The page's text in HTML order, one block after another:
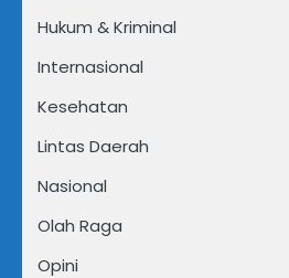
Hukum & Kriminal
Internasional
Kesehatan
Lintas Daerah
Nasional
Olah Raga
Opini